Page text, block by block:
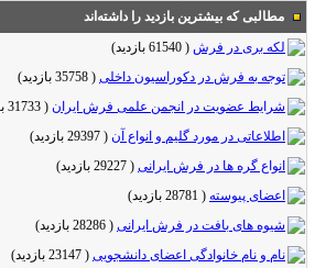
مطالبی که بیشترین بازدید را داشته‌اند
لکه بری در فرش( 61540 بازدید
)
توجه به فرش در دکوراسیون داخلی(
)
شرایط عضویت در انجمن علمی فرش ایران (31733 بازدید
اطلاعاتی در مورد گلیم و انواع آن (29397 بازدید
)
انواع گره ها در فرش ایرانی(
)
اعضای پیوسته(28781 بازدید
)
شیوه های بافت در فرش ایرانی(
)
نام و نام خانوادگی اعضای دانشجویی(
)